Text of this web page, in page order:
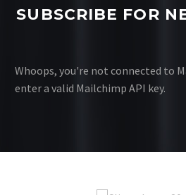
SUBSCRIBE FOR
Whoops, you're not connected to
enter a valid Mailchimp API key.